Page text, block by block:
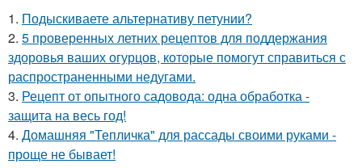
1. Подыскиваете альтернативу петунии?
2. 5 проверенных летних рецептов для поддержания
здоровья ваших огурцов, которые помогут справиться с
распространенными недугами.
3. Рецепт от опытного садовода: одна обработка -
защита на весь год!
4. Домашняя "Тепличка" для рассады своими руками -
проще не бывает!